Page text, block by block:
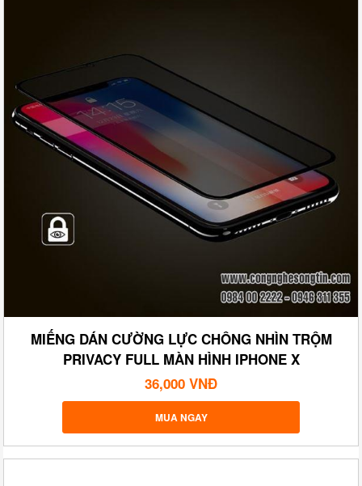
MIẾNG DÁN CƯỜNG LỰC CHÔNG NHÌN TRỘM
PRIVACY FULL MÀN HÌNH IPHONE X
36,000 VNĐ
MUA NGAY